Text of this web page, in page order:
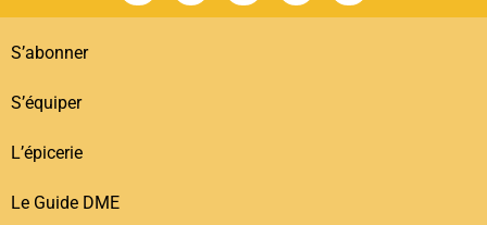
S’abonner
S’équiper
L’épicerie
Le Guide DME